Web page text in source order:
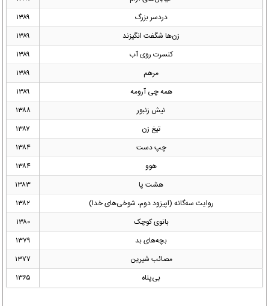
دردسر بزرگ
۱۳۸۹
زن‌ها شگفت انگیزند
۱۳۸۹
کنسرت روی آب
۱۳۸۹
مرهم
۱۳۸۹
همه چی آرومه
۱۳۸۹
نیش زنبور
۱۳۸۸
تیغ زن
۱۳۸۷
چپ دست
۱۳۸۴
هوو
۱۳۸۴
هشت پا
۱۳۸۳
روایت سه‌گانه (اپیزود دوم، شوخی‌های خدا)
۱۳۸۲
بانوی کوچک
۱۳۸۰
بچه‌های بد
۱۳۷۹
مصائب شیرین
۱۳۷۷
بی‌پناه
۱۳۶۵